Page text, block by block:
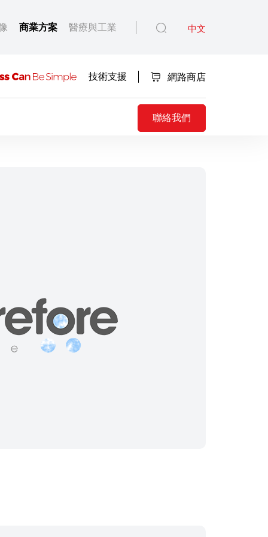
商業方案 醫療與工業 中文
技術支援 網路商店
聯絡我們